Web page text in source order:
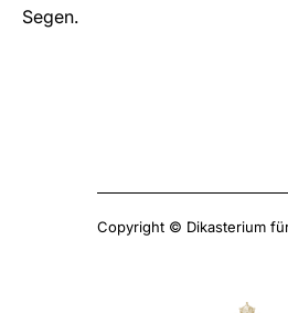
Segen.
Copyright © Dikasterium